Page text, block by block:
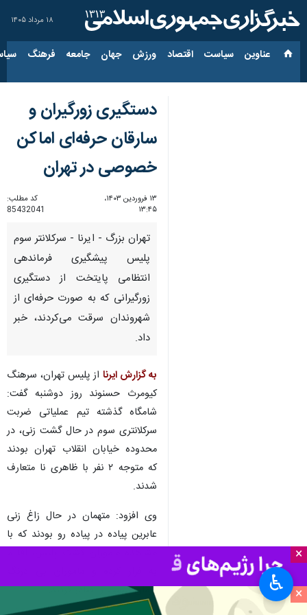
۱۸ مرداد ۱۴۰۵
عناوین‌ سیاست اقتصاد ورزش جهان جامعه فرهنگ
×
×
دستگیری زورگیران و
سارقان حرفه‌ای اماکن
خصوصی در تهران
۱۳ فروردین ۱۴۰۳،
۱۳:۴۵
کد مطلب:
85432041
تهران بزرگ - ایرنا - سرکلانتر سوم
پلیس پیشگیری فرماندهی
انتظامی پایتخت از دستگیری
زورگیرانی که به صورت حرفه‌ای از
شهروندان سرقت می‌کردند، خبر
داد.
به گزارش ایرنا از پلیس تهران، سرهنگ
کیومرث حسنوند روز دوشنبه گفت:
شامگاه گذشته تیم عملیاتی ضربت
سرکلانتری سوم در حال گشت زنی، در
محدوده خیابان انقلاب تهران بودند
که متوجه ۲ نفر با ظاهری نا متعارف
شدند.
وی افزود: متهمان در حال زاغ زنی
عابرین پیاده در پیاده رو بودند که با
فرمان ایست را صادر کردند.
♿︎